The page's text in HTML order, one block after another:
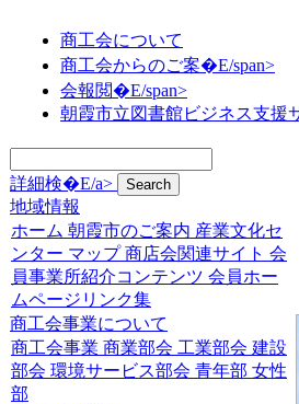
商工会について
商工会からのご案�E/span>
会報閲�E/span>
朝霞市立図書館ビジネス支援
詳細検�E/a>
地域情報
ホーム 朝霞市のご案内 産業文化セ
ンター マップ 商店会関連サイト 会
員事業所紹介コンテンツ 会員ホー
ムページリンク集
商工会事業について
商工会事業 商業部会 工業部会 建設
部会 環境サービス部会 青年部 女性
部